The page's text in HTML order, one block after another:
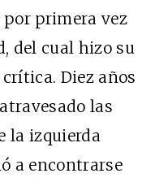
primera vez
del cual hizo su
Diez años
las
la izquierda
a encontrarse